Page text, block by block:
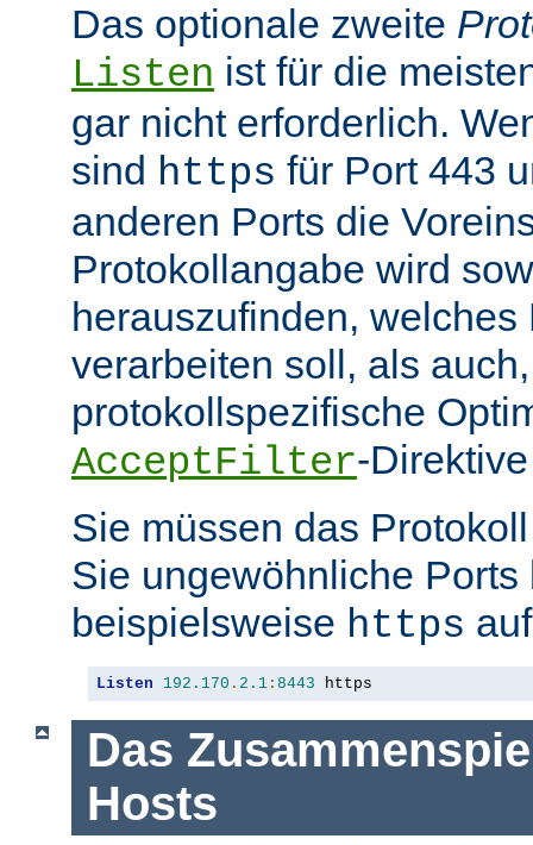
Das optionale zweite
Listen ist für die
gar nicht erforderlich.
sind https für Port 443
anderen Ports die
Protokollangabe wird
herauszufinden, welches
verarbeiten soll, als
protokollspezifische
AcceptFilter-
Sie müssen das
Sie ungewöhnliche Ports
beispielsweise https
Listen 192.170 . 2.1 : 8443 https
Das
Hosts